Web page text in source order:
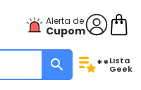
Alerta de
Cupom
**Lista
Geek